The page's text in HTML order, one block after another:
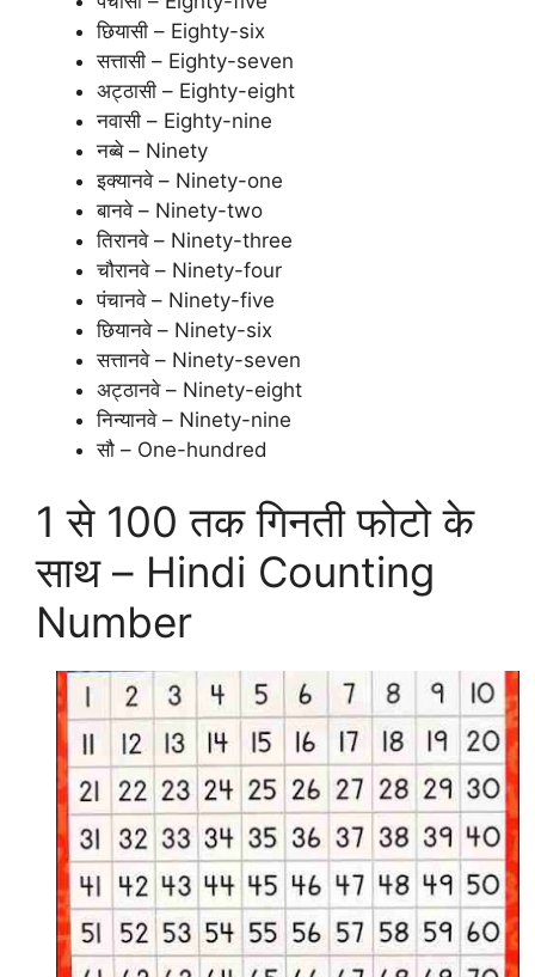
छियासी – Eighty-six
सत्तासी – Eighty-seven
अट्ठासी – Eighty-eight
नवासी – Eighty-nine
नब्बे – Ninety
इक्यानवे – Ninety-one
बानवे – Ninety-two
तिरानवे – Ninety-three
चौरानवे – Ninety-four
पंचानवे – Ninety-five
छियानवे – Ninety-six
सत्तानवे – Ninety-seven
अट्ठानवे – Ninety-eight
निन्यानवे – Ninety-nine
सौ – One-hundred
1 से 100 तक गिनती फोटो के
साथ – Hindi Counting
Number